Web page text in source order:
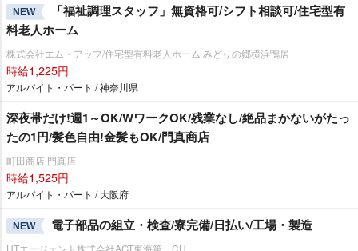
NEW
「福祉調理スタッフ」無資格可/シフト相談可/住宅型有
料老人ホーム
株式会社エム・アップ/住宅型有料老人ホーム みどりの郷横浜鴨居
時給1,225円
アルバイト・パート / 神奈川県
深夜帯だけ!週1～OK/WワークOK/残業なし/絶品まかないがたっ
たの1円/髪色自由!金髪もOK/門真商店
町田商店 門真店
時給1,525円
アルバイト・パート / 大阪府
NEW 電子部品の組立・検査/寮完備/日払い/工場・製造
UTエージェント株式会社AGT東海第一CU